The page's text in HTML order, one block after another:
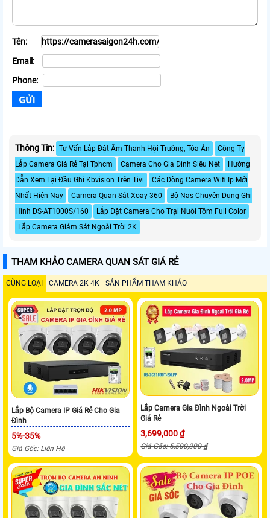
Tên:
Email:
Phone:
Thông Tin: Tư Vấn Lắp Đặt Âm Thanh Hội Trường, Tòa Án
Công Ty
Lắp Camera Giá Rẻ Tại Tphcm
Camera Cho Gia Đình Siêu Nét
Hướng
Dẫn Xem Lại Đầu Ghi Kbvision Trên Tivi
Các Dòng Camera Wifi Ip Mới
Nhất Hiện Nay
Camera Quan Sát Xoay 360
Bộ Nas Chuyên Dụng Ghi
Hình DS-AT1000S/160
Lắp Đặt Camera Cho Trại Nuôi Tôm Full Color
Lắp Camera Giám Sát Ngoài Trời 2K
THAM KHẢO CAMERA QUAN SÁT GIÁ RẺ
CÙNG LOẠI CAMERA 2K 4K SẢN PHẨM THAM KHẢO
Lắp Bộ Camera IP Giá Rẻ Cho Gia
Đình
5%-35%
Giá Gốc: Liên Hệ
Lắp Camera Gia Đình Ngoài Trời
Giá Rẻ
3,699,000 ₫
Giá Gốc: 5,500,000 ₫